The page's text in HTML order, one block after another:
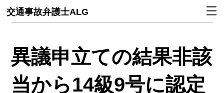
交通事故弁護士ALG
異議申立ての結果非該
当から14級9号に認定